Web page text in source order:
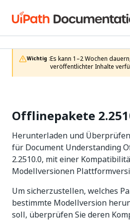
Wichtig :Es kann 1–2 Wochen
veröffentlichter Inhalte
Offlinepakete
Herunterladen und
für Document Understanding
2.2510.0, mit einer
Modellversionen
Um sicherzustellen, welches
bestimmte Modellversion
soll, überprüfen Sie deren